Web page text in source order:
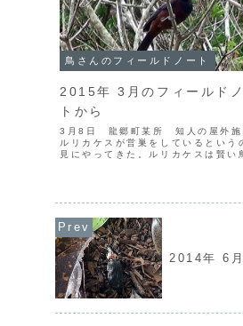
鳥さんのフィールドノート
2015年 3月のフィールド
トから
3月8日 龍郷町某所 知人の屋外施
ルリカケスが営巣をしているという
見にやってきた。ルリカケスは賢い
2014年 6